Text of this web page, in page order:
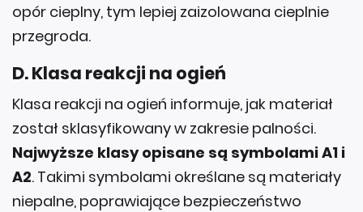
opór cieplny, tym lepiej zaizolowana cieplnie
przegroda.
D. Klasa reakcji na ogień
Klasa reakcji na ogień informuje, jak materiał
został sklasyfikowany w zakresie palności.
Najwyższe klasy opisane są symbolami A1 i
A2. Takimi symbolami określane są materiały
niepalne, poprawiające bezpieczeństwo